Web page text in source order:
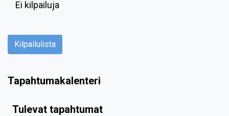
Ei kilpailuja
Kilpailulista
Tapahtumakalenteri
Tulevat tapahtumat